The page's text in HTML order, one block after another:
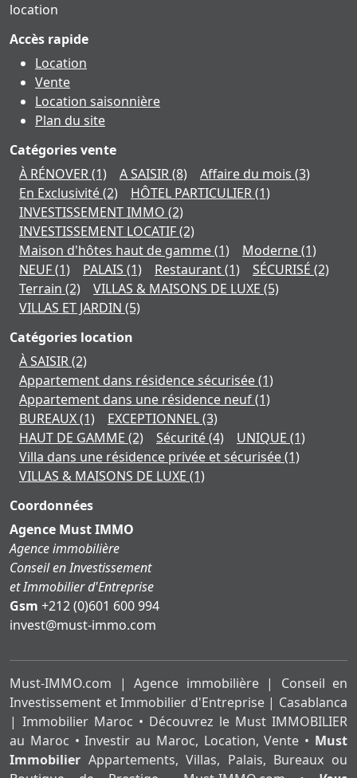
location
Accès rapide
Location
Vente
Location saisonnière
Plan du site
Catégories vente
À RÉNOVER(1) A SAISIR(8) Affaire du mois (3)
En Exclusivité(2) HÔTEL PARTICULIER(1)
INVESTISSEMENT IMMO (2)
INVESTISSEMENT LOCATIF(2)
Maison d'hôtes haut de gamme(1) Moderne(1)
NEUF(1) PALAIS (1) Restaurant(1) SÉCURISÉ (2)
Terrain (2) VILLAS & MAISONS DE LUXE (5)
VILLAS ET JARDIN (5)
Catégories location
À SAISIR(2)
Appartement dans résidence sécurisée(1)
Appartement dans une résidence neuf(1)
BUREAUX(1) EXCEPTIONNEL(3)
HAUT DE GAMME (2) Sécurité(4) UNIQUE (1)
Villa dans une résidence privée et sécurisée(1)
VILLAS & MAISONS DE LUXE (1)
Coordonnées
Agence Must IMMO
Agence immobilière
Conseil en Investissement
et Immobilier d'Entreprise
Gsm +212 (0)601 600 994
moc.ommi-tsum@tsevni
Must-IMMO.com | Agence immobilière | Conseil en
Investissement et Immobilier d'Entreprise | Casablanca
| Immobilier Maroc • Découvrez le Must IMMOBILIER
au Maroc • Investir au Maroc, Location, Vente • Must
Immobilier Appartements, Villas, Palais, Bureaux ou